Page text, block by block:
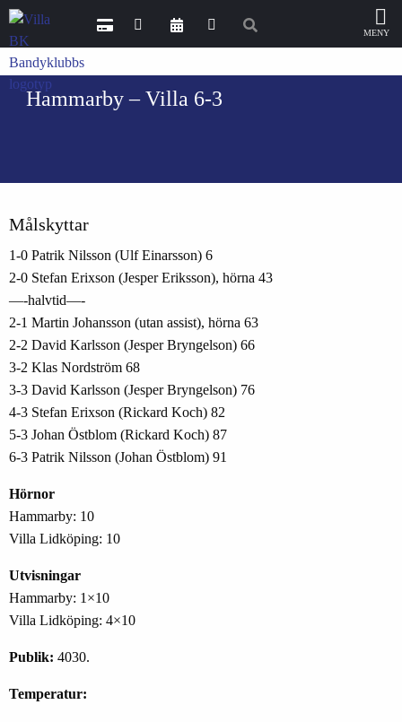
Hammarby – Villa 6-3
Målskyttar
1-0 Patrik Nilsson (Ulf Einarsson) 6
2-0 Stefan Erixson (Jesper Eriksson), hörna 43
—-halvtid—-
2-1 Martin Johansson (utan assist), hörna 63
2-2 David Karlsson (Jesper Bryngelson) 66
3-2 Klas Nordström 68
3-3 David Karlsson (Jesper Bryngelson) 76
4-3 Stefan Erixson (Rickard Koch) 82
5-3 Johan Östblom (Rickard Koch) 87
6-3 Patrik Nilsson (Johan Östblom) 91
Hörnor
Hammarby: 10
Villa Lidköping: 10
Utvisningar
Hammarby: 1×10
Villa Lidköping: 4×10
Publik: 4030.
Temperatur: